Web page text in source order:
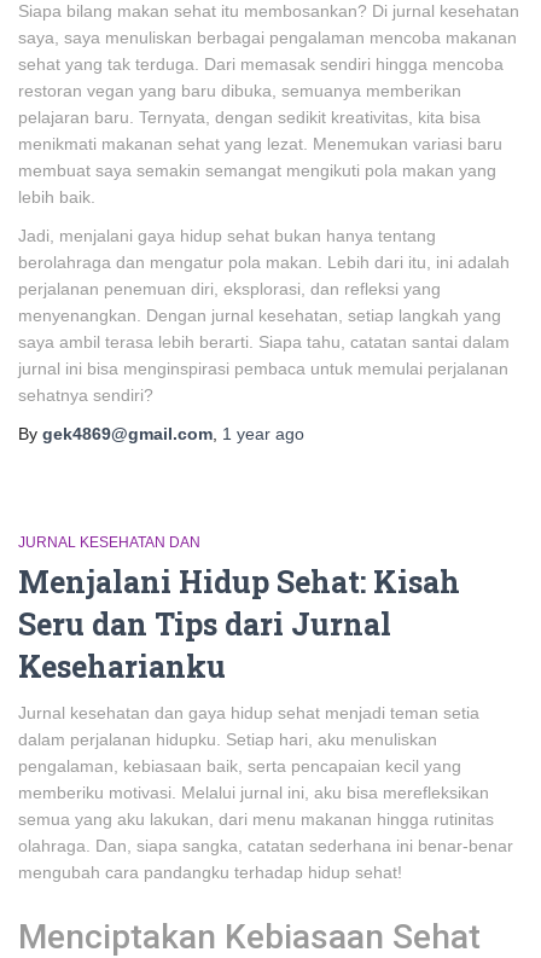
Siapa bilang makan sehat itu membosankan? Di jurnal kesehatan
saya, saya menuliskan berbagai pengalaman mencoba makanan
sehat yang tak terduga. Dari memasak sendiri hingga mencoba
restoran vegan yang baru dibuka, semuanya memberikan
pelajaran baru. Ternyata, dengan sedikit kreativitas, kita bisa
menikmati makanan sehat yang lezat. Menemukan variasi baru
membuat saya semakin semangat mengikuti pola makan yang
lebih baik.
Jadi, menjalani gaya hidup sehat bukan hanya tentang
berolahraga dan mengatur pola makan. Lebih dari itu, ini adalah
perjalanan penemuan diri, eksplorasi, dan refleksi yang
menyenangkan. Dengan jurnal kesehatan, setiap langkah yang
saya ambil terasa lebih berarti. Siapa tahu, catatan santai dalam
jurnal ini bisa menginspirasi pembaca untuk memulai perjalanan
sehatnya sendiri?
By gek4869@gmail.com 1 year ago
JURNAL KESEHATAN DAN
Menjalani Hidup Sehat: Kisah
Seru dan Tips dari Jurnal
Keseharianku
Jurnal kesehatan dan gaya hidup sehat menjadi teman setia
dalam perjalanan hidupku. Setiap hari, aku menuliskan
pengalaman, kebiasaan baik, serta pencapaian kecil yang
memberiku motivasi. Melalui jurnal ini, aku bisa merefleksikan
semua yang aku lakukan, dari menu makanan hingga rutinitas
olahraga. Dan, siapa sangka, catatan sederhana ini benar-benar
mengubah cara pandangku terhadap hidup sehat!
Menciptakan Kebiasaan Sehat